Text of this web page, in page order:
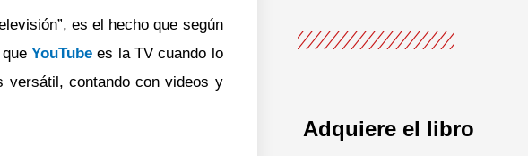
es el hecho que según
queYouTube es la TV cuando lo
versátil, contando con videos y
Adquiere el libro